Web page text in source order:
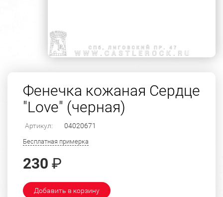
Фенечка кожаная Сердце
"Love" (черная)
Артикул: 04020671
Бесплатная примерка
230 ₽
Добавить в корзину